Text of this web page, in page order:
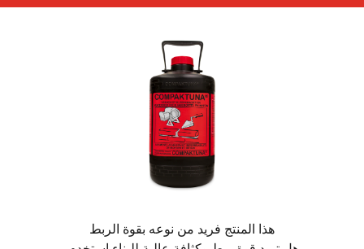
هذا المنتج فريد من نوعه بقوة الربط